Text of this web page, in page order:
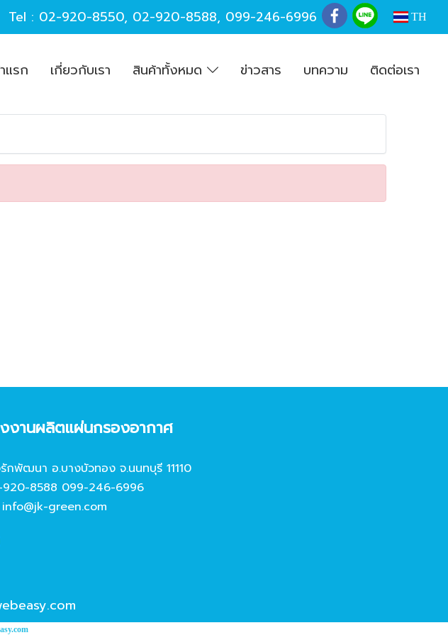
Tel : 02-920-8550, 02-920-8588, 099-246-6996 TH
แรก เกี่ยวกับเรา สินค้าทั้งหมด ข่าวสาร บทความ ติดต่อเรา
งานผลิตแผ่นกรองอากาศ
พัฒนา อ.บางบัวทอง จ.นนทบุรี 11110
8588 099-246-6996
info@jk-green.com